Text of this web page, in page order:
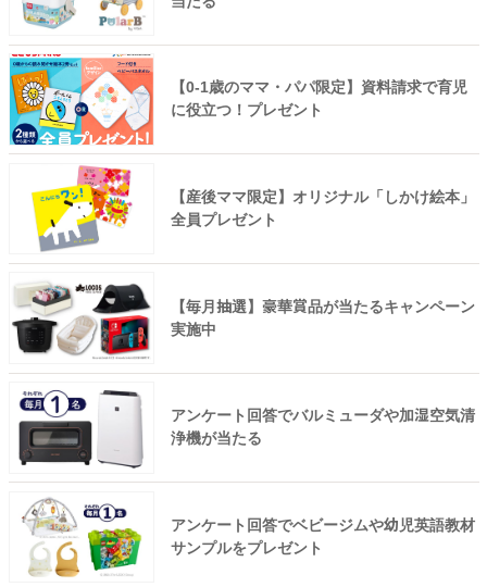
【0-1歳のママ・パパ限定】資料請求で育児
に役立つ！プレゼント
【産後ママ限定】オリジナル「しかけ絵本」
全員プレゼント
【毎月抽選】豪華賞品が当たるキャンペーン
実施中
アンケート回答でバルミューダや加湿空気清
浄機が当たる
アンケート回答でベビージムや幼児英語教材
サンプルをプレゼント